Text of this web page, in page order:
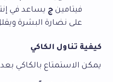
فيتامين ج يساعد في
على نضارة البشرة
كيفية تناول الكاكي
يمكن الاستمتاع بالكاكي